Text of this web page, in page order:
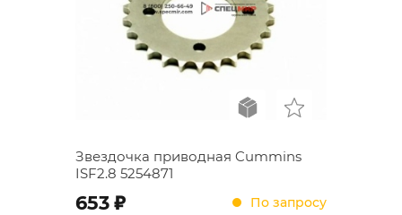
Звездочка приводная Cummins
ISF2.8 5254871
653 ; По запросу